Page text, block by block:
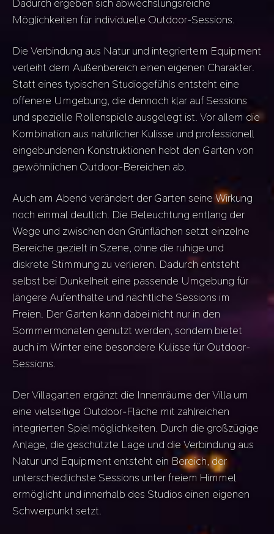
Dadurch ergeben sich abwechslungsreiche
Möglichkeiten für individuelle Outdoor-Sessions.
Die Verbindung aus Natur und integriertem Equipment
verleiht dem Außenbereich einen eigenen Charakter.
Statt eines typischen Studiogefühls entsteht eine
offenere Umgebung, die dennoch klar auf Sessions
und spezielle Rollenspiele ausgelegt ist. Vor allem die
Kombination aus natürlicher Kulisse und professionell
eingebundenen Konstruktionen hebt den Garten von
gewöhnlichen Outdoor-Bereichen ab.
Auch am Abend verändert der Garten seine Wirkung
noch einmal deutlich. Die Beleuchtung entlang der
Wege und zwischen den Grünflächen setzt einzelne
Bereiche gezielt in Szene, ohne die ruhige und
diskrete Stimmung zu verlieren. Dadurch entsteht
selbst bei Dunkelheit eine passende Umgebung für
längere Aufenthalte und nächtliche Sessions im
Freien. Der Garten kann dabei nicht nur in den
Sommermonaten genutzt werden, sondern bietet
auch im Winter eine besondere Kulisse für Outdoor-
Sessions.
Der Villagarten ergänzt die Innenräume der Villa um
eine vielseitige Outdoor-Fläche mit zahlreichen
integrierten Spielmöglichkeiten. Durch die großzügige
Anlage, die geschützte Lage und die Verbindung aus
Natur und Equipment entsteht ein Bereich, der
unterschiedlichste Sessions unter freiem Himmel
ermöglicht und innerhalb des Studios einen eigenen
Schwerpunkt setzt.